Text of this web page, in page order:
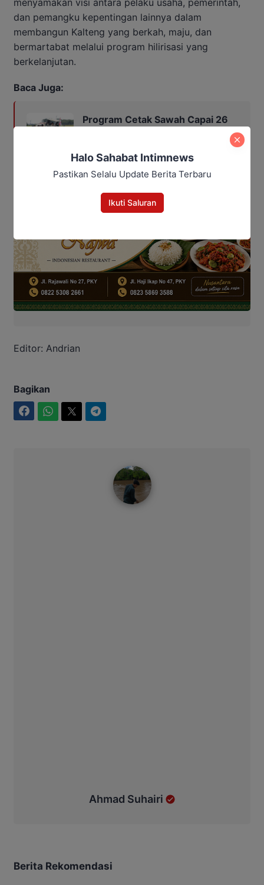
menyamakan visi antara pelaku usaha, pemerintah,
dan pemangku kepentingan lainnya dalam
membangun Kalteng yang berkah, maju, dan
bermartabat melalui program hilirisasi yang
berkelanjutan.
Baca Juga:
Program Cetak Sawah Capai 26
Editor: Andrian
Bagikan
Ahmad Suhairi
Berita Rekomendasi
Halo Sahabat Intimnews
Pastikan Selalu Update Berita Terbaru
Ikuti Saluran